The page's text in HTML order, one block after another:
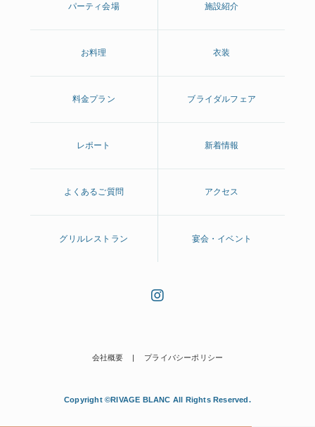
パーティ会場 施設紹介
お料理 衣装
料金プラン ブライダルフェア
レポート 新着情報
よくあるご質問 アクセス
グリルレストラン 宴会・イベント
会社概要 プライバシーポリシー
Copyright ©RIVAGE BLANC All Rights Reserved.